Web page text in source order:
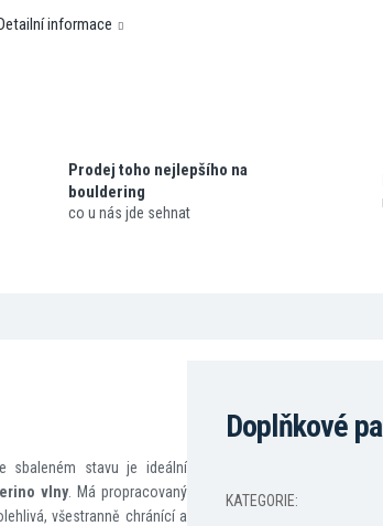
Detailní informace
Prodej toho nejlepšího na
bouldering
co u nás jde sehnat
sbaleném stavu je ideální
vlny. Má propracovaný
všestranně chránící a
Doplňkové
KATEGORIE: